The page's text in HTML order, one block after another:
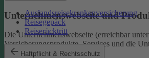
Auslandsreisekrankenversicherung
Reisegepäck
Reiserücktritt
Haftpflicht & Rechtsschutz
Unternehmenswebseite und
Die Unternehmenswebseite (erreichbar unter
Versicherungsprodukte, Services und die
DEVK.